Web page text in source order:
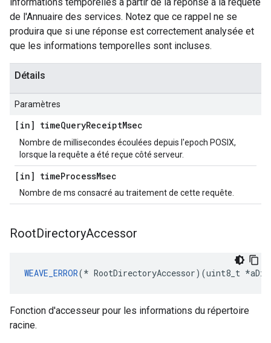
de l'Annuaire des services. Notez que ce rappel ne se
produira que si une réponse est correctement analysée et
que les informations temporelles sont incluses.
Détails
Paramètres
[in] timeQueryReceiptMsec
Nombre de millisecondes écoulées depuis l'epoch POSIX,
lorsque la requête a été reçue côté serveur.
[in] timeProcessMsec
Nombre de ms consacré au traitement de cette requête.
RootDirectoryAccessor
WEAVE_ERROR(* RootDirectoryAccessor)(uint8_t
Fonction d'accesseur pour les informations du répertoire
racine.